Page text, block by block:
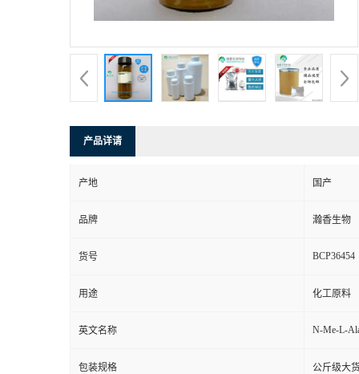
产品详请
产地 国产
品牌 瀚香生物
货号 BCP36454
用途 化工原料
英文名称 N-Me-L-
包装规格 公斤级大